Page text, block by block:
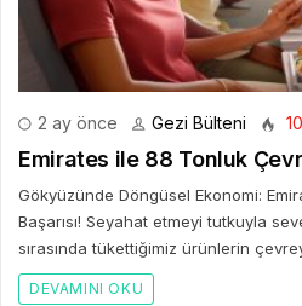
2 ay önce Gezi Bülteni
Emirates ile 88 Tonluk
Gökyüzünde Döngüsel Ekonomi:
Başarısı! Seyahat etmeyi tutkuyla
sırasında tükettiğimiz ürünlerin
DEVAMINI OKU